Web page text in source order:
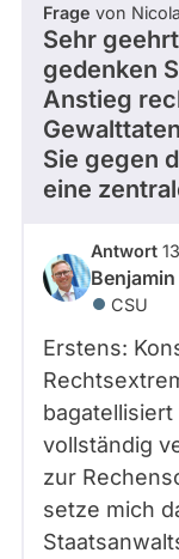
Frage von
Sehr
gedenken
Anstieg
Sie gegen
eine
Antwort
CSU
Erstens:
vollständig
zur
setze mich